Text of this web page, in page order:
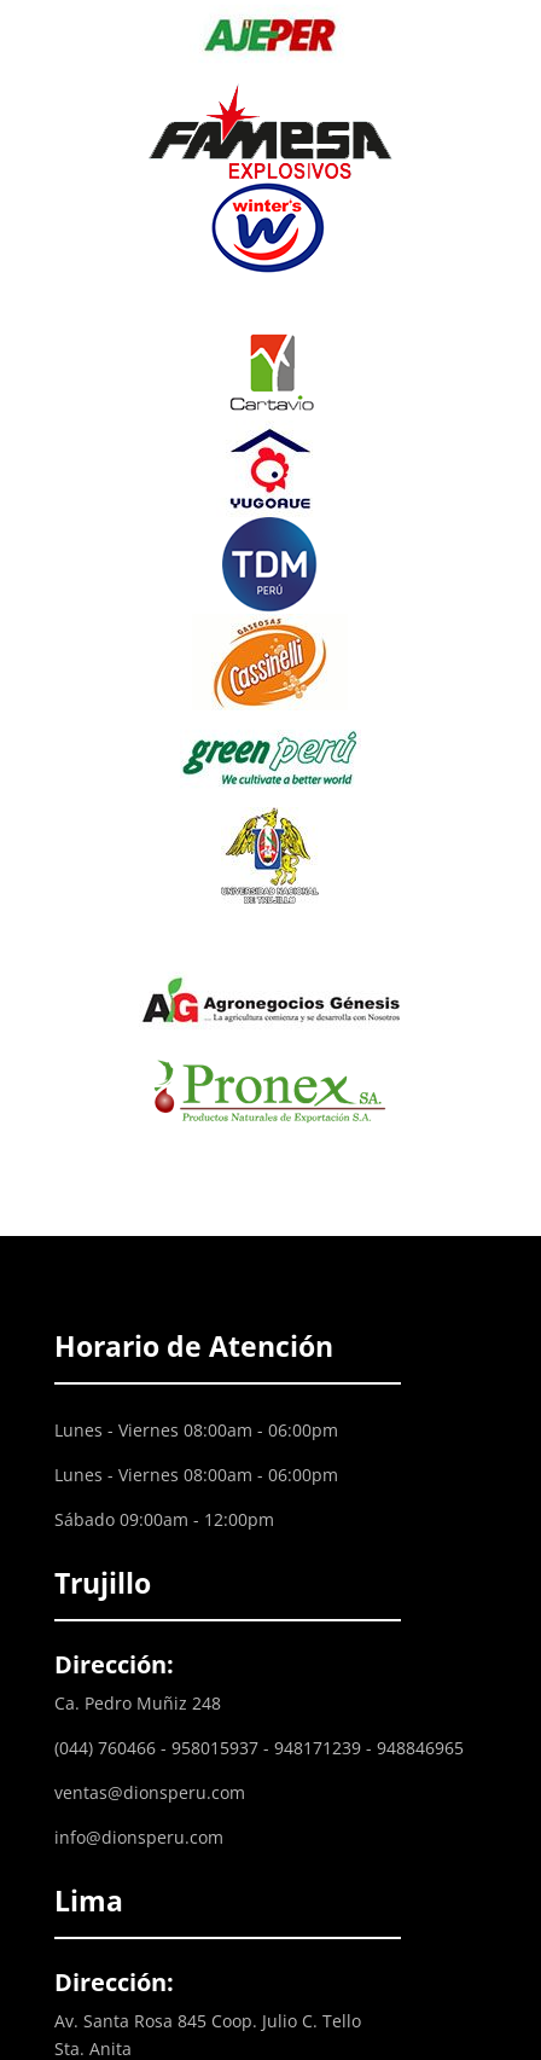
Horario de Atención
Lunes - Viernes 08:00am - 06:00pm
Lunes - Viernes 08:00am - 06:00pm
Sábado 09:00am - 12:00pm
Trujillo
Dirección:
Ca. Pedro Muñiz 248
(044) 760466 - 958015937 - 948171239 - 948846965
ventas@dionsperu.com
info@dionsperu.com
Lima
Dirección:
Av. Santa Rosa 845 Coop. Julio C. Tello
Sta. Anita